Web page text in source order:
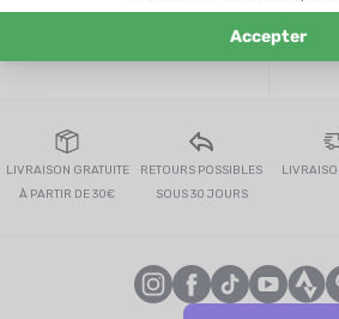
LIVRAISON GRATUITE
À PARTIR DE 30€
RETOURS POSSIBLES
SOUS 30 JOURS